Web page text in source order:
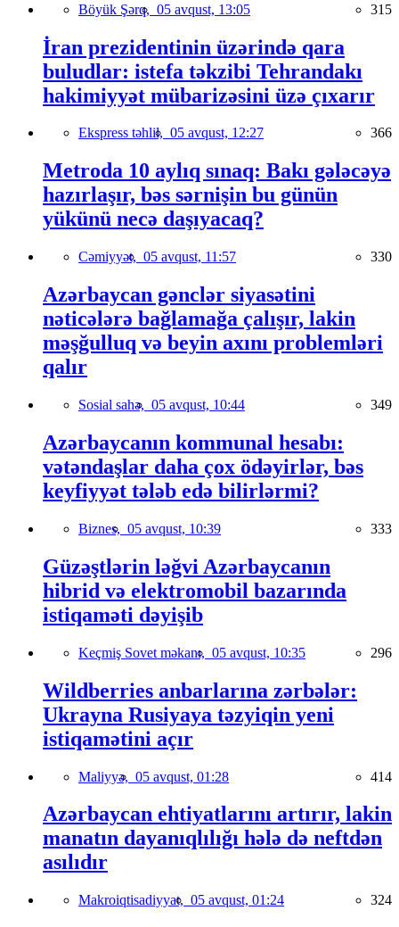
Böyük Şərq, 05 avqust, 13:05 315
İran prezidentinin üzərində qara
buludlar: istefa təkzibi Tehrandakı
hakimiyyət mübarizəsini üzə çıxarır
Ekspress təhlil, 05 avqust, 12:27 366
Metroda 10 aylıq sınaq: Bakı gələcəyə
hazırlaşır, bəs sərnişin bu günün
yükünü necə daşıyacaq?
Cəmiyyət, 05 avqust, 11:57 330
Azərbaycan gənclər siyasətini
nəticələrə bağlamağa çalışır, lakin
məşğulluq və beyin axını problemləri
qalır
Sosial sahə, 05 avqust, 10:44 349
Azərbaycanın kommunal hesabı:
vətəndaşlar daha çox ödəyirlər, bəs
keyfiyyət tələb edə bilirlərmi?
Biznes, 05 avqust, 10:39 333
Güzəştlərin ləğvi Azərbaycanın
hibrid və elektromobil bazarında
istiqaməti dəyişib
Keçmiş Sovet məkanı, 05 avqust, 10:35 296
Wildberries anbarlarına zərbələr:
Ukrayna Rusiyaya təzyiqin yeni
istiqamətini açır
Maliyyə, 05 avqust, 01:28 414
Azərbaycan ehtiyatlarını artırır, lakin
manatın dayanıqlılığı hələ də neftdən
asılıdır
Makroiqtisadiyyat, 05 avqust, 01:24 324